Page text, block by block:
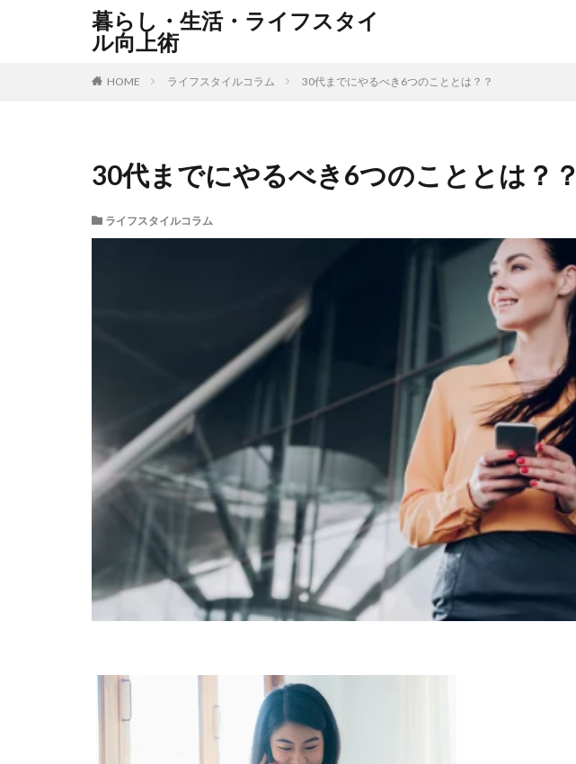
暮らし・生活・ライフスタイ
ル向上術
HOME ライフスタイルコラム 30代までにやるべき6つのこととは？？
30代までにやるべき6つのこととは？？
ライフスタイルコラム